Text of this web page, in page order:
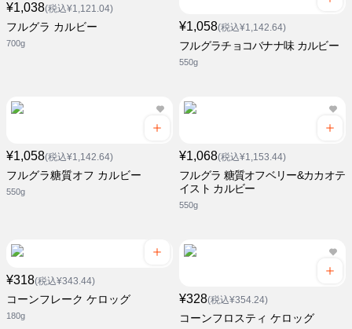
¥1,038(税込¥1,121.04)
フルグラ カルビー
700g
¥1,058(税込¥1,142.64)
フルグラチョコバナナ味 カルビー
550g
¥1,058(税込¥1,142.64)
フルグラ糖質オフ カルビー
550g
¥1,068(税込¥1,153.44)
フルグラ 糖質オフベリー&カカオテ
イスト カルビー
550g
¥318(税込¥343.44)
コーンフレーク ケロッグ
180g
¥328(税込¥354.24)
コーンフロスティ ケロッグ